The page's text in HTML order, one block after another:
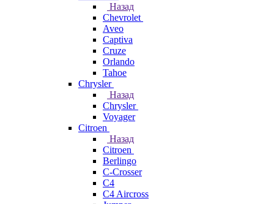
Назад
Chevrolet
Aveo
Captiva
Cruze
Orlando
Tahoe
Chrysler
Назад
Chrysler
Voyager
Citroen
Назад
Citroen
Berlingo
C-Crosser
C4
C4 Aircross